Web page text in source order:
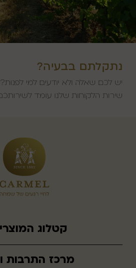
נתקלתם בבעיה?
יש לכם שאלה ולא יודעים למי לפנות?
שירות הלקוחות שלנו עומד
קטלוג
מרכז התרבות